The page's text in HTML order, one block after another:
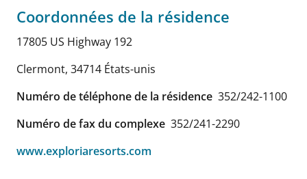
Coordonnées de la résidence
17805 US Highway 192
Clermont, 34714 États-unis
Numéro de téléphone de la résidence 352/242-1100
Numéro de fax du complexe 352/241-2290
www.exploriaresorts.com